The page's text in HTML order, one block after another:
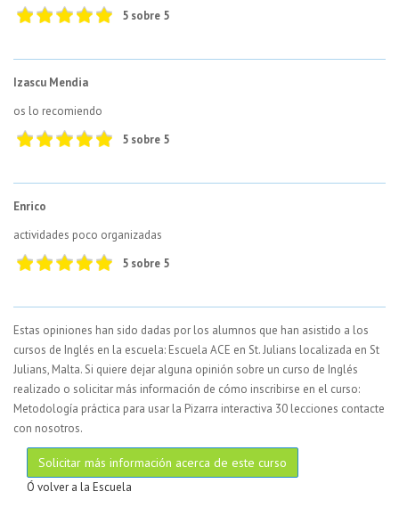
5 sobre 5
Izascu Mendia
os lo recomiendo
5 sobre 5
Enrico
actividades poco organizadas
5 sobre 5
Estas opiniones han sido dadas por los alumnos que han asistido a los
cursos de Inglés en la escuela: Escuela ACE en St. Julians localizada en St
Julians, Malta. Si quiere dejar alguna opinión sobre un curso de Inglés
realizado o solicitar más información de cómo inscribirse en el curso:
Metodología práctica para usar la Pizarra interactiva 30 lecciones contacte
con nosotros.
Solicitar más información acerca de este curso
Ó volver a la Escuela